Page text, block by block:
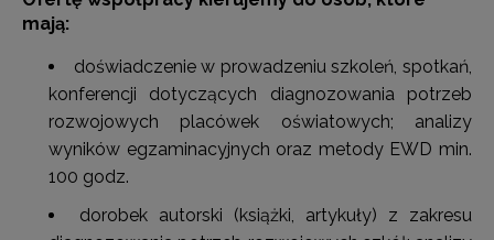
mają:
doświadczenie w prowadzeniu szkoleń, spotkań,
konferencji dotyczących diagnozowania potrzeb
rozwojowych placówek oświatowych; analizy
wyników egzaminacyjnych oraz metody EWD min.
100 godz.
dorobek autorski (książki, artykuły) z zakresu